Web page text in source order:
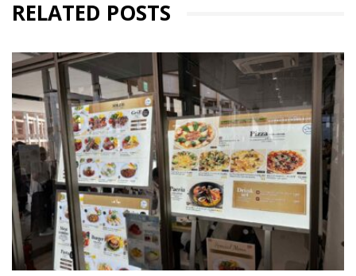
RELATED POSTS